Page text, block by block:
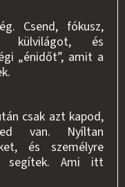
Csend, fókusz,
külvilágot, és
„énidőt”, amit a
csak azt kapod,
van. Nyíltan
és személyre
segítek. Ami itt